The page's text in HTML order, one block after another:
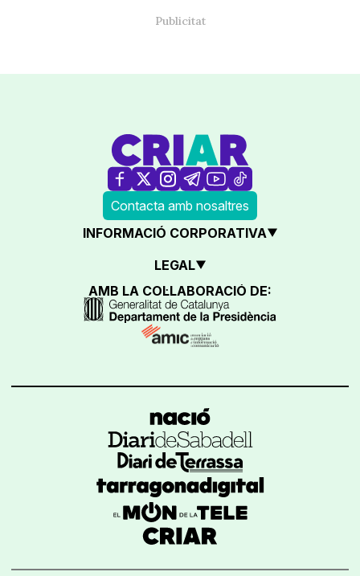
Contacta amb nosaltres
INFORMACIÓ CORPORATIVA
LEGAL
AMB LA COL·LABORACIÓ DE: